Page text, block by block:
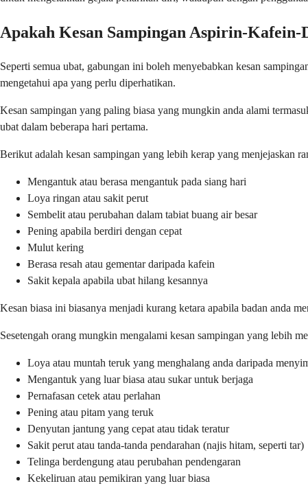
Apakah Kesan Sampingan Aspirin-
Seperti semua ubat, gabungan ini boleh menyebabkan kesan
mengetahui apa yang perlu diperhatikan.
Kesan sampingan yang paling biasa yang mungkin anda alami
ubat dalam beberapa hari pertama.
Berikut adalah kesan sampingan yang lebih kerap yang menjejaskan
Mengantuk atau berasa mengantuk pada siang hari
Loya ringan atau sakit perut
Sembelit atau perubahan dalam tabiat buang air besar
Pening apabila berdiri dengan cepat
Mulut kering
Berasa resah atau gementar daripada kafein
Sakit kepala apabila ubat hilang kesannya
Kesan biasa ini biasanya menjadi kurang ketara apabila badan anda
Sesetengah orang mungkin mengalami kesan sampingan yang lebih
Loya atau muntah teruk yang menghalang anda daripada
Mengantuk yang luar biasa atau sukar untuk berjaga
Pernafasan cetek atau perlahan
Pening atau pitam yang teruk
Denyutan jantung yang cepat atau tidak teratur
Sakit perut atau tanda-tanda pendarahan (najis hitam, seperti tar)
Telinga berdengung atau perubahan pendengaran
Kekeliruan atau pemikiran yang luar biasa